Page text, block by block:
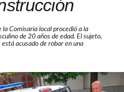
Comisaria local procedió a la
de 20 años de edad. El sujeto,
acusado de robar en una